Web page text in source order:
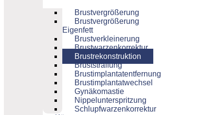
Brustvergrößerung
Brustvergrößerung
Eigenfett
Brustverkleinerung
Brustwarzenkorrektur
Brustrekonstruktion
Bruststraffung
Brustimplantatentfernung
Brustimplantatwechsel
Gynäkomastie
Nippelunterspritzung
Schlupfwarzenkorrektur